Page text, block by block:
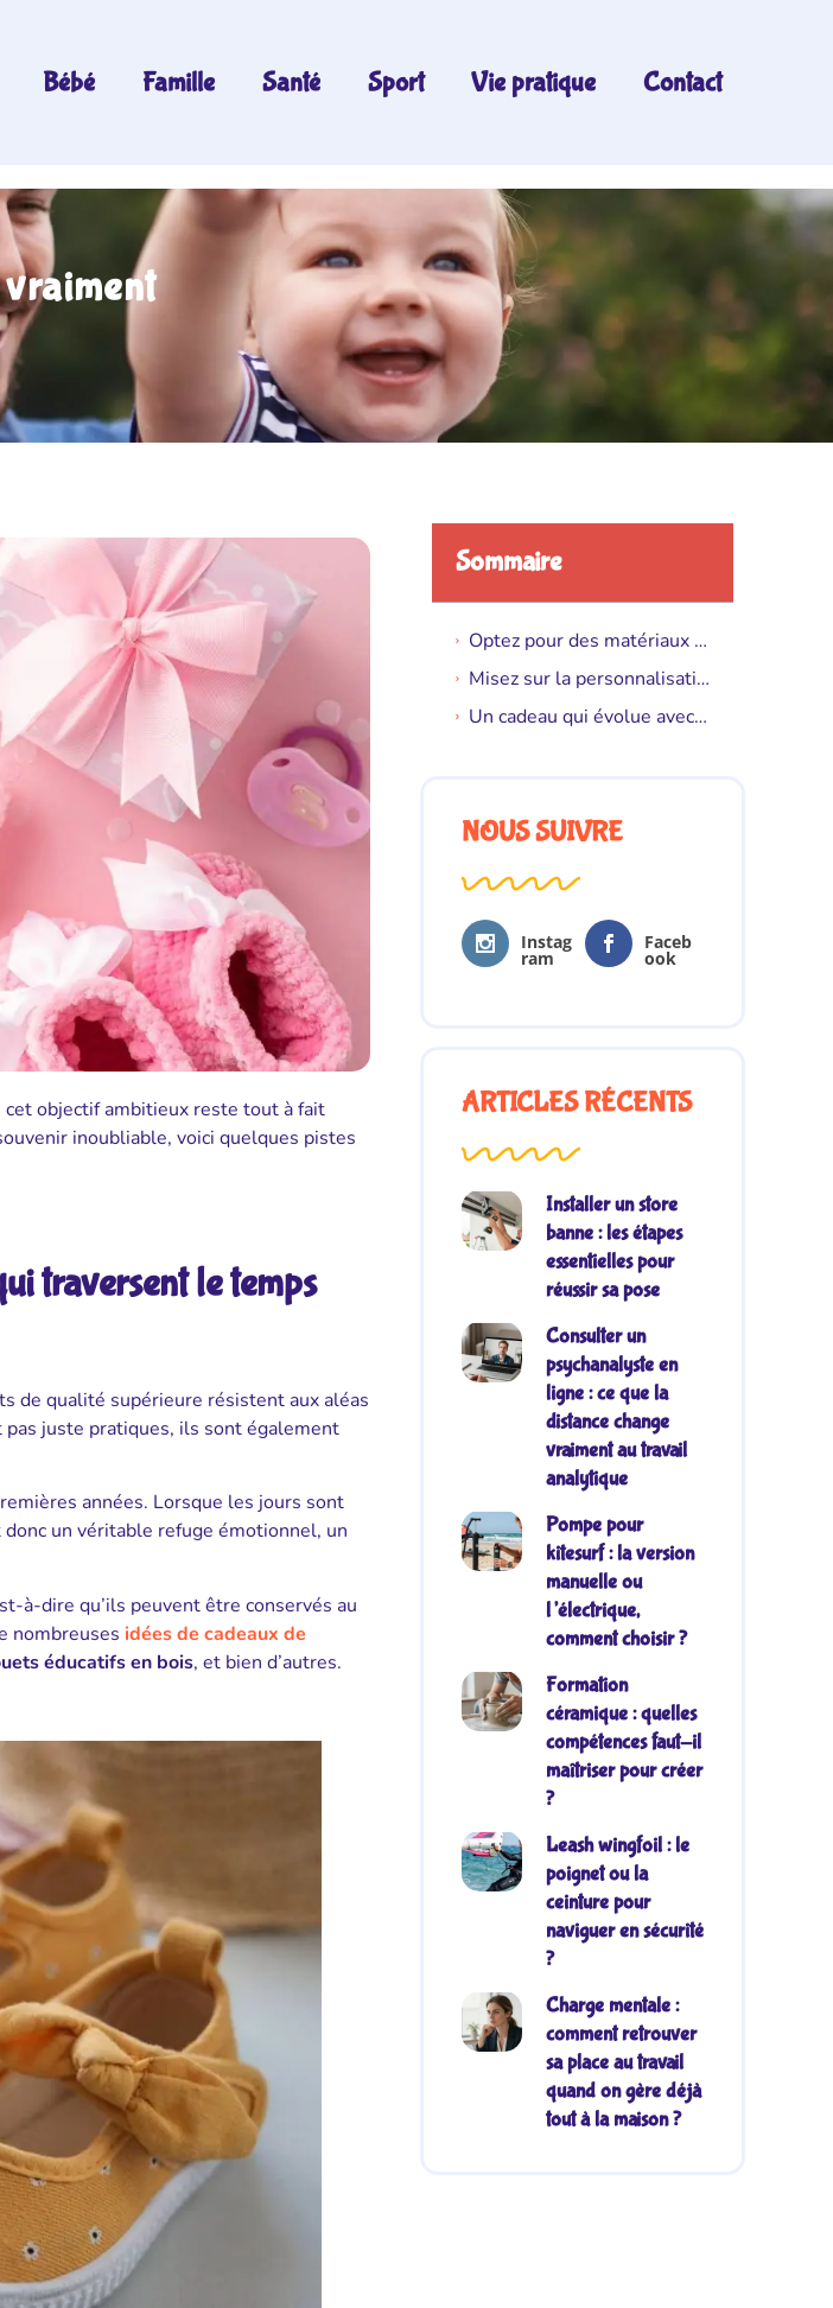
Bébé Famille Santé Sport Vie pratique Contact
objectif ambitieux reste tout à fait
inoubliable, voici quelques pistes
traversent le temps
de qualité supérieure résistent aux aléas
pas juste pratiques, ils sont également
années. Lorsque les jours sont
un véritable refuge émotionnel, un
à-dire qu’ils peuvent être conservés au
nombreuses idées de cadeaux de
éducatifs en bois, et bien d’autres.
Sommaire
Optez pour des matériaux de qualité et durables qui traversent le temps
Misez sur la personnalisation pour créer un cadeau de naissance mémorable
Un cadeau qui évolue avec le bébé et qui s’adapte à chaque étape
NOUS SUIVRE
Instag
ram
Faceb
ook
ARTICLES RÉCENTS
Installer un store
banne : les étapes
essentielles pour
réussir sa pose
Consulter un
psychanalyste en
ligne : ce que la
distance change
vraiment au travail
analytique
Pompe pour
kitesurf : la version
manuelle ou
l’électrique,
comment choisir ?
Formation
céramique : quelles
compétences faut-il
maîtriser pour créer
?
Leash wingfoil : le
poignet ou la
ceinture pour
naviguer en sécurité
?
Charge mentale :
comment retrouver
sa place au travail
quand on gère déjà
tout à la maison ?